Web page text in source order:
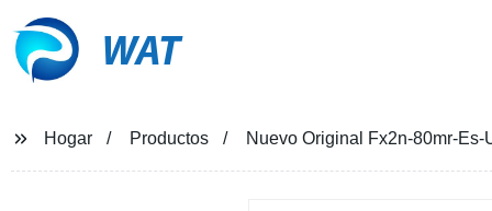
WAT
Hogar Productos Nuevo Original Fx2n-80mr-